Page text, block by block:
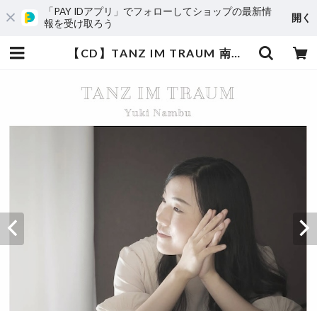
「PAY IDアプリ」でフォローしてショップの最新情
報を受け取ろう
開く
【CD】TANZ IM TRAUM 南部由貴 ピアノアルバム | Sereno Music セレーノミュージック